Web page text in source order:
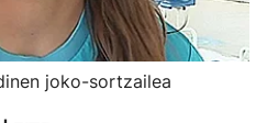
joko-sortzailea